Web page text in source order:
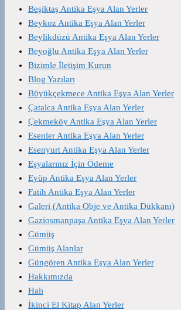
Beşiktaş Antika Eşya Alan Yerler
Beykoz Antika Eşya Alan Yerler
Beylikdüzü Antika Eşya Alan Yerler
Beyoğlu Antika Eşya Alan Yerler
Bizimle İletişim Kurun
Blog Yazıları
Büyükçekmece Antika Eşya Alan Yerler
Çatalca Antika Eşya Alan Yerler
Çekmeköy Antika Eşya Alan Yerler
Esenler Antika Eşya Alan Yerler
Esenyurt Antika Eşya Alan Yerler
Eşyalarınız İçin Ödeme
Eyüp Antika Eşya Alan Yerler
Fatih Antika Eşya Alan Yerler
Galeri (Antika Obje ve Antika Dükkanı)
Gaziosmanpaşa Antika Eşya Alan Yerler
Gümüş
Gümüş Alanlar
Güngören Antika Eşya Alan Yerler
Hakkımızda
Halı
İkinci El Kitap Alan Yerler